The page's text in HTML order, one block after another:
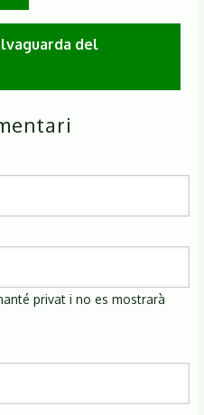
del
privat i no es mostrarà